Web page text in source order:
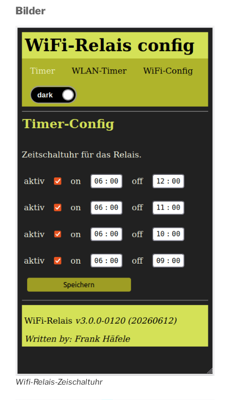
Bilder
Wifi-Relais-Zeischaltuhr